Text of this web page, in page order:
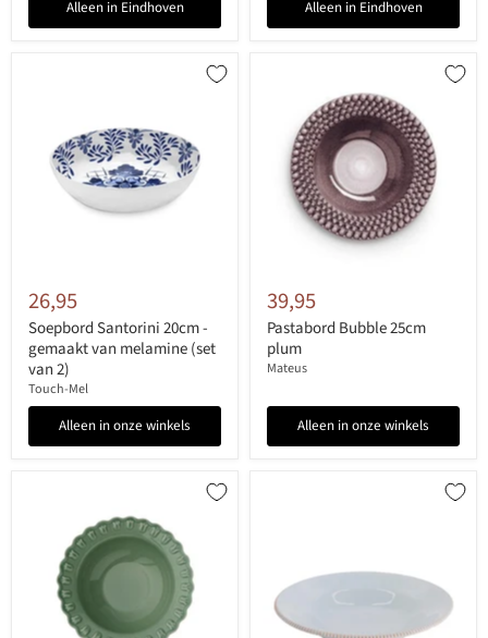
Alleen in Eindhoven Alleen in Eindhoven
26,95
Soepbord Santorini 20cm -
gemaakt van melamine (set
van 2)
Touch-Mel
Alleen in onze winkels
39,95
Pastabord Bubble 25cm
plum
Mateus
Alleen in onze winkels